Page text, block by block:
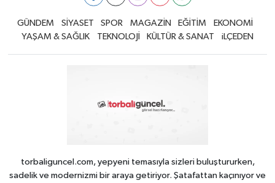
GÜNDEM SİYASET SPOR MAGAZİN EĞİTİM
EKONOMİ
YAŞAM & SAĞLIK
TEKNOLOJİ KÜLTÜR & SANAT iLÇEDEN
torbaliguncel.com, yepyeni temasıyla sizleri buluştururken,
sadelik ve modernizmi bir araya getiriyor. Şatafattan kaçınıyor ve